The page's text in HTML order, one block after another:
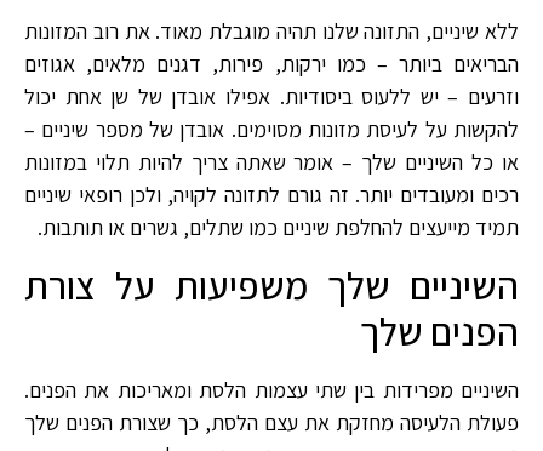
ללא שיניים, התזונה שלנו תהיה מוגבלת מאוד. את רוב המזונות
הבריאים ביותר – כמו ירקות, פירות, דגנים מלאים, אגוזים
וזרעים – יש ללעוס ביסודיות. אפילו אובדן של שן אחת יכול
להקשות על לעיסת מזונות מסוימים. אובדן של מספר שיניים –
או כל השיניים שלך – אומר שאתה צריך להיות תלוי במזונות
רכים ומעובדים יותר. זה גורם לתזונה לקויה, ולכן רופאי שיניים
תמיד מייעצים להחלפת שיניים כמו שתלים, גשרים או תותבות.
השיניים שלך משפיעות על צורת
הפנים שלך
השיניים מפרידות בין שתי עצמות הלסת ומאריכות את הפנים.
פעולת הלעיסה מחזקת את עצם הלסת, כך שצורת הפנים שלך